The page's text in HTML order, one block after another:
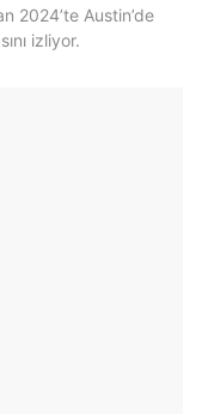
2024’te Austin’de
izliyor.